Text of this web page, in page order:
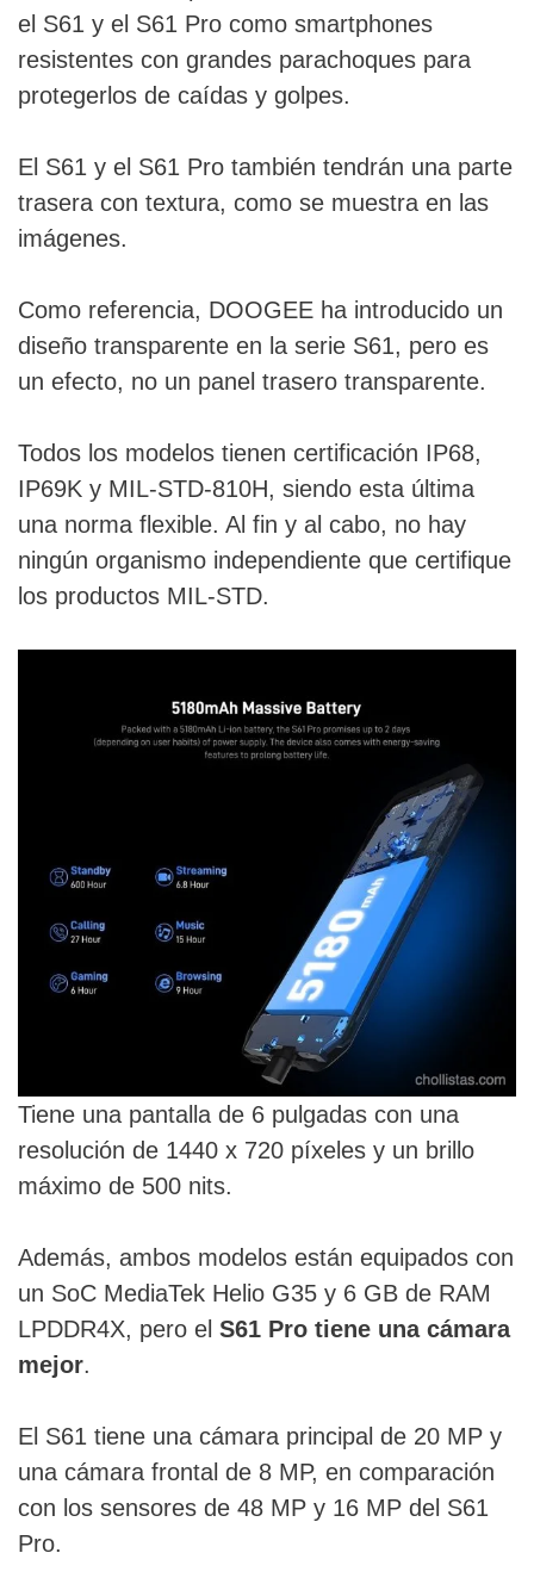
el S61 y el S61 Pro como smartphones
resistentes con grandes parachoques para
protegerlos de caídas y golpes.
El S61 y el S61 Pro también tendrán una parte
trasera con textura, como se muestra en las
imágenes.
Como referencia, DOOGEE ha introducido un
diseño transparente en la serie S61, pero es
un efecto, no un panel trasero transparente.
Todos los modelos tienen certificación IP68,
IP69K y MIL-STD-810H, siendo esta última
una norma flexible. Al fin y al cabo, no hay
ningún organismo independiente que certifique
los productos MIL-STD.
Tiene una pantalla de 6 pulgadas con una
resolución de 1440 x 720 píxeles y un brillo
máximo de 500 nits.
Además, ambos modelos están equipados con
un SoC MediaTek Helio G35 y 6 GB de RAM
LPDDR4X, pero el S61 Pro tiene una cámara
mejor.
El S61 tiene una cámara principal de 20 MP y
una cámara frontal de 8 MP, en comparación
con los sensores de 48 MP y 16 MP del S61
Pro.